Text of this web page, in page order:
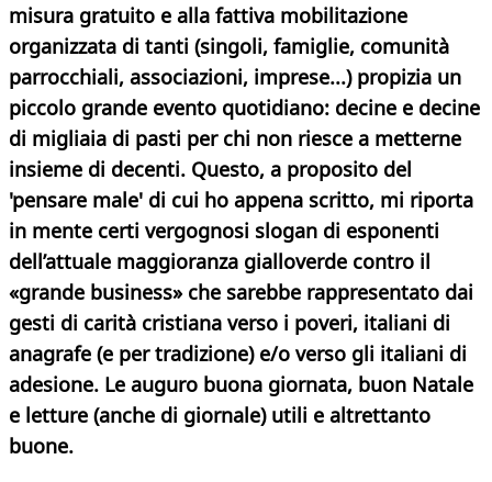
misura gratuito e alla fattiva mobilitazione
organizzata di tanti (singoli, famiglie, comunità
parrocchiali, associazioni, imprese...) propizia un
piccolo grande evento quotidiano: decine e decine
di migliaia di pasti per chi non riesce a metterne
insieme di decenti. Questo, a proposito del
'pensare male' di cui ho appena scritto, mi riporta
in mente certi vergognosi slogan di esponenti
dell’attuale maggioranza gialloverde contro il
«grande business» che sarebbe rappresentato dai
gesti di carità cristiana verso i poveri, italiani di
anagrafe (e per tradizione) e/o verso gli italiani di
adesione. Le auguro buona giornata, buon Natale
e letture (anche di giornale) utili e altrettanto
buone.